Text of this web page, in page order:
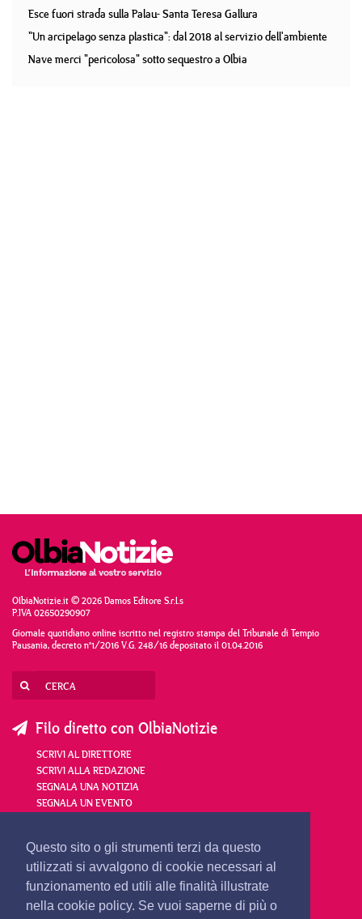
Questo sito o gli strumenti terzi da questo
utilizzati si avvalgono di cookie necessari al
funzionamento ed utili alle finalità illustrate
nella cookie policy. Se vuoi saperne di più o
Esce fuori strada sulla Palau- Santa Teresa Gallura
"Un arcipelago senza plastica": dal 2018 al servizio dell'ambiente
Nave merci "pericolosa" sotto sequestro a Olbia
OlbiaNotizie.it © 2026 Damos Editore S.r.l.s
P.IVA 02650290907
Giornale quotidiano online iscritto nel registro stampa del Tribunale di Tempio
Pausania, decreto n°1/2016 V.G. 248/16 depositato il 01.04.2016
Filo diretto con OlbiaNotizie
SCRIVI AL DIRETTORE
SCRIVI ALLA REDAZIONE
SEGNALA UNA NOTIZIA
SEGNALA UN EVENTO
redazione@olbianotizie.it